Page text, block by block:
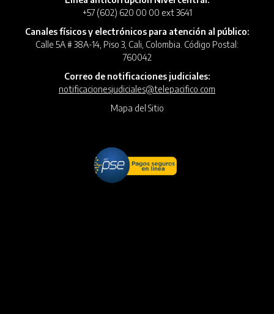
+57 (602) 620 00 00 ext 3641
Canales físicos y electrónicos para atención al público:
Calle 5A # 38A-14, Piso 3, Cali, Colombia. Código Postal:
760042
Correo de notificaciones judiciales:
notificacionesjudiciales@telepacifico.com
Mapa del Sitio